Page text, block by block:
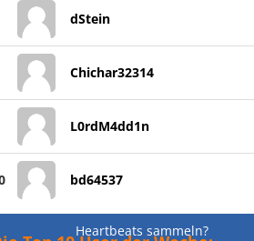
dStein
Chichar32314
L0rdM4dd1n
bd64537
Heartbeats sammeln?